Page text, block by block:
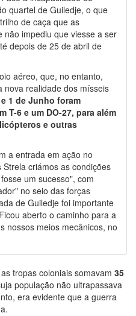
quartel de Guiledje, o que
de caça que as
não impediu que viesse a ser
depois de 25 de abril de
aéreo, que, no entanto,
nova realidade dos mísseis
1 de Junho foram
T-6 e um DO-27, para além
e outras
a entrada em ação no
criámos as condições
um sucesso", com
no seio das forças
de Guiledje foi importante
aberto o caminho para a
nossos meios mecânicos, no
tropas coloniais somavam 35
população não ultrapassava
era evidente que a guerra